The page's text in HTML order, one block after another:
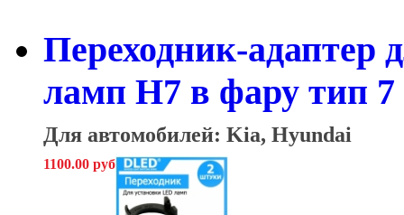
Переходник-адаптер
ламп H7 в фару тип
Для автомобилей: Kia, Hyundai
1100.00 руб